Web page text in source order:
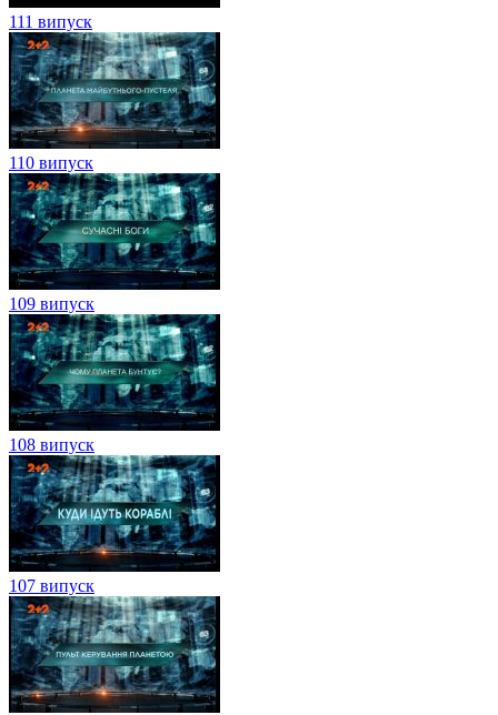
111 випуск
110 випуск
109 випуск
108 випуск
107 випуск